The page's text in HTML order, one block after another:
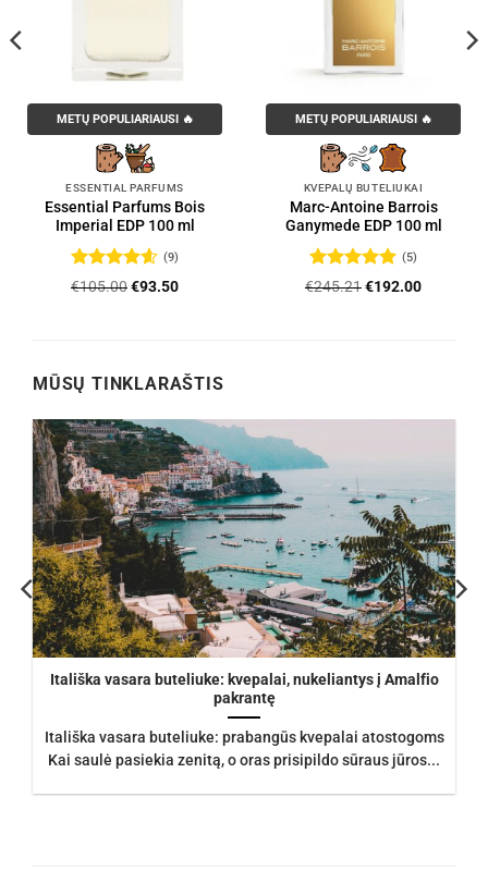
METŲ POPULIARIAUSI 🔥
ESSENTIAL PARFUMS
Essential Parfums Bois
Imperial EDP 100 ml
Įvertinimas:
(9)
€105.00Original
€93.50Current
METŲ POPULIARIAUSI 🔥
KVEPALŲ BUTELIUKAI
Marc-Antoine Barrois
Ganymede EDP 100 ml
Įvertinimas:
(5)
€245.21Original
€192.00Current
MŪSŲ TINKLARAŠTIS
Itališka vasara buteliuke: kvepalai, nukeliantys į Amalfio
pakrantę
Itališka vasara buteliuke: prabangūs kvepalai atostogoms
Kai saulė pasiekia zenitą, o oras prisipildo sūraus jūros...